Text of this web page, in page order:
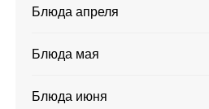
Блюда апреля
Блюда мая
Блюда июня